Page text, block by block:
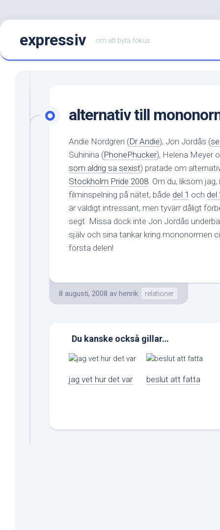
Hoppa
innehållexpressiv om att byta fokus
alternativ till
Andie Nordgren (Dr Andie), Jon Jordås (
Suhinina (PhonePhucker), Helena Meyer
som aldrig sa sexist) pratade om
Stockholm Pride 2008. Om du, liksom
filminspelning på nätet, både del 1 och del
är väldigt intressant, men tyvärr dåligt
segt. Missa dock inte Jon Jordås
själv och sina tankar kring mononormen
första delen!
8 augusti, 2008 av henrik relationer
Du kanske också gillar…
jag vet hur det var beslut att fatta